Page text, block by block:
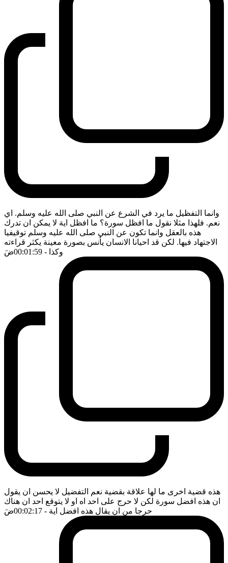
وانما التفظيل ما يرد في الشرع عن النبي صلى الله عليه وسلم. اي
نعم. فلهذا مثلا نقول ما افظل سورة؟ ما افظل اية لا يمكن ان تدرك
هذه بالعقل وانما تكون عن النبي صلى الله عليه وسلم توقيفيا
الاجتهاد فيها. لكن قد احيانا الانسان يأنس بصورة معينة يكثر قراءته
وكذا - 00:01:59 ضَ
هذه قضية اخرى ما لها علاقة بقضية نعم التفضيل لا يحسن ان يقول
ان هذه افضل سورة لكن لا حرج على احد اه او لا يتوقع احد ان هناك
حرجا من ان يقال هذه افضل اية - 00:02:17 ضَ